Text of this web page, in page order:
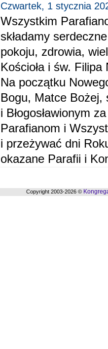
Czwartek, 1 stycznia
Wszystkim
składamy
pokoju, zdrowia,
Kościoła i św. Filipa
Na początku
Bogu, Matce Bożej,
i Błogosławionym
Parafianom i
i przeżywać dni
okazane Parafii i
Copyright 2003-2026 ©